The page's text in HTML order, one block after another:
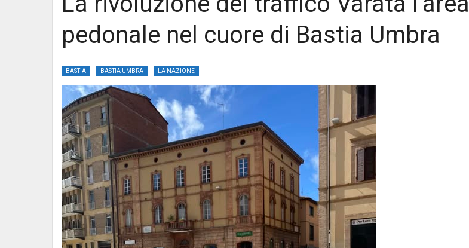
pedonale nel cuore di Bastia Umbra
BASTIA BASTIA UMBRA LA NAZIONE